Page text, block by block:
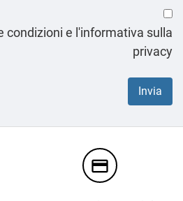
condizioni e l'informativa sulla
privacy
credit_card